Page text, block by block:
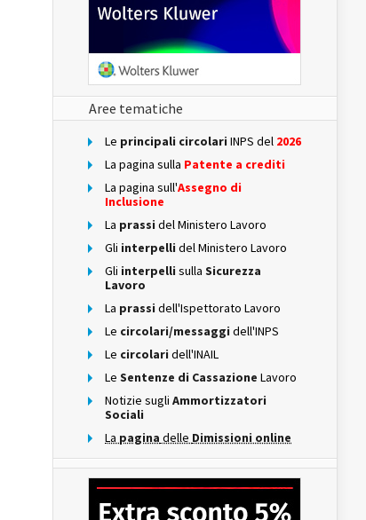
Aree tematiche
Le principali circolari INPS del 2026
La pagina sulla Patente a crediti
La pagina sull'Assegno di
Inclusione
La prassi del Ministero Lavoro
Gli interpelli del Ministero Lavoro
Gli interpelli sulla Sicurezza
Lavoro
La prassi dell'Ispettorato Lavoro
Le circolari/messaggi dell'INPS
Le circolari dell'INAIL
Le Sentenze di Cassazione Lavoro
Notizie sugli Ammortizzatori
Sociali
La pagina delle Dimissioni online